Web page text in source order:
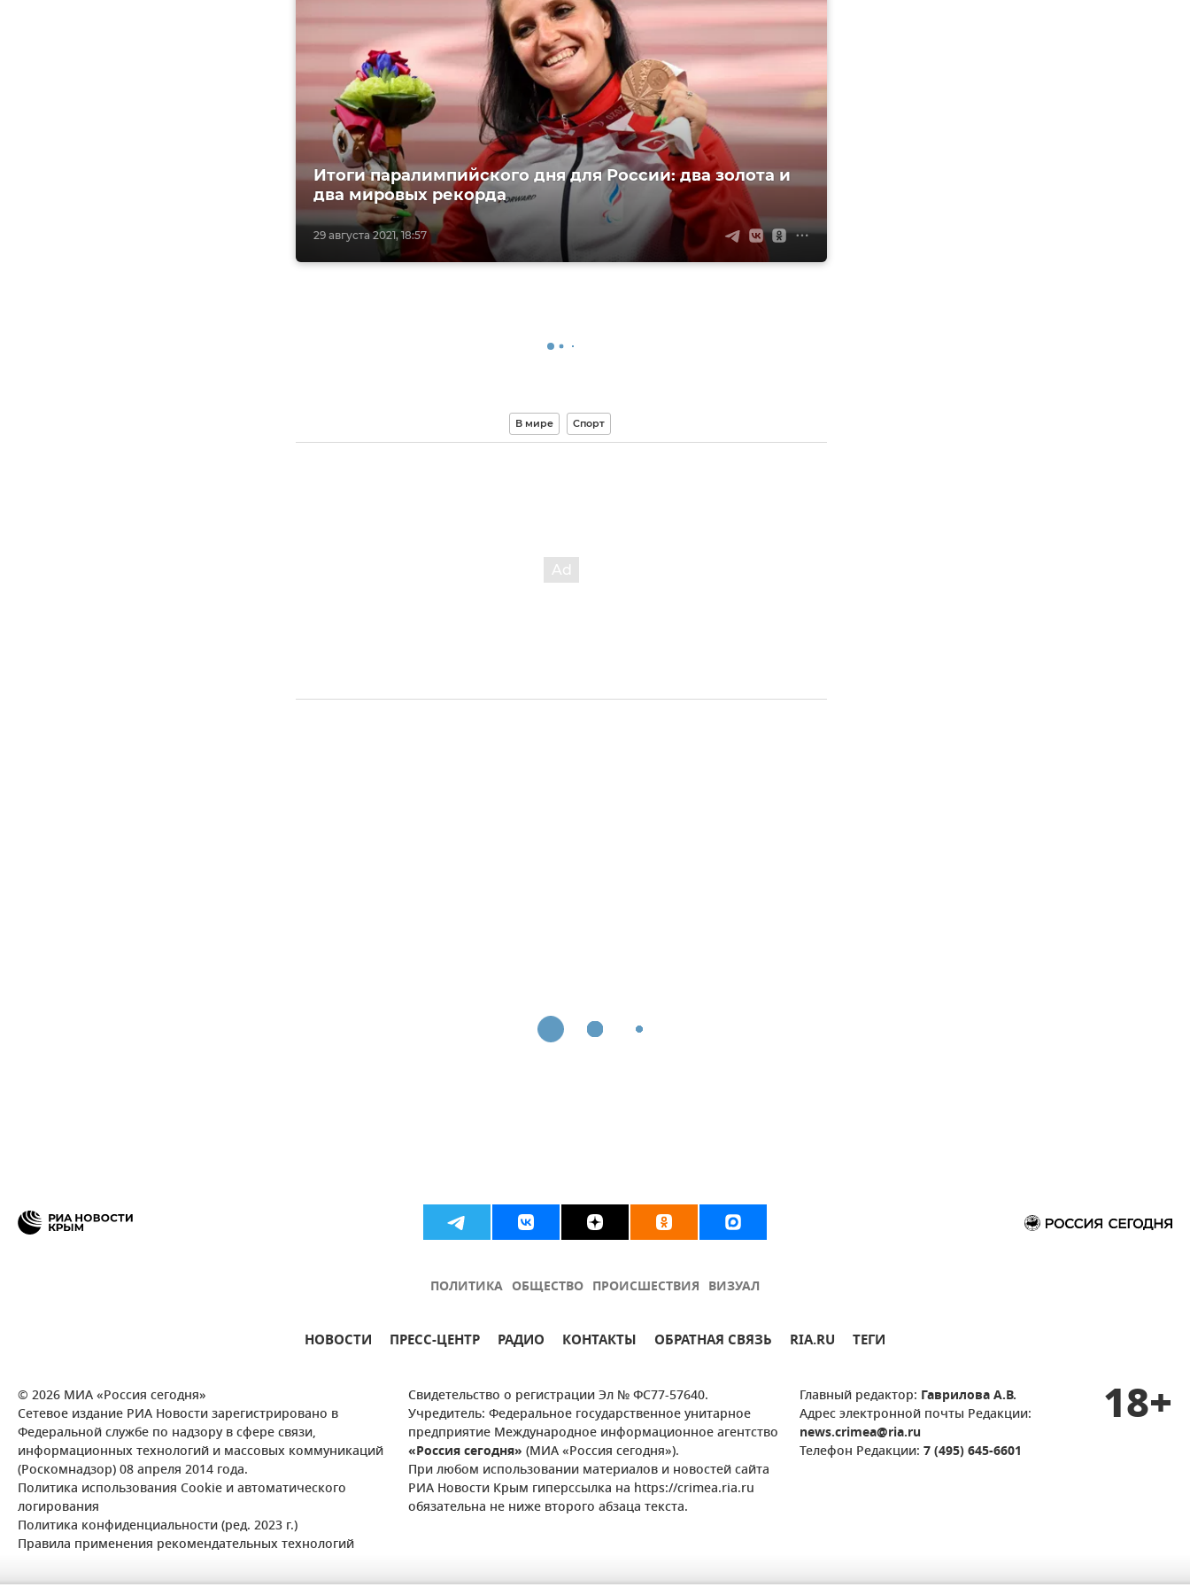
29 августа 2021, 18:57
Итоги паралимпийского дня для России: два золота и
два мировых рекорда
В мире Спорт
ПОЛИТИКА ОБЩЕСТВО ПРОИСШЕСТВИЯ ВИЗУАЛ
НОВОСТИ ПРЕСС-ЦЕНТР РАДИО КОНТАКТЫ ОБРАТНАЯ СВЯЗЬ RIA.RU ТЕГИ
© 2026 МИА «Россия сегодня»
Сетевое издание РИА Новости зарегистрировано в
Федеральной службе по надзору в сфере связи,
информационных технологий и массовых коммуникаций
(Роскомнадзор) 08 апреля 2014 года.
Политика использования Cookie и автоматического
логирования
Политика конфиденциальности (ред. 2023 г.)
Правила применения рекомендательных технологий
Свидетельство о регистрации Эл № ФС77-57640.
Учредитель: Федеральное государственное унитарное
предприятие Международное информационное агентство
«Россия сегодня» (МИА «Россия сегодня»).
При любом использовании материалов и новостей сайта
РИА Новости Крым гиперссылка на https://crimea.ria.ru
обязательна не ниже второго абзаца текста.
Главный редактор: Гаврилова А.В.
Адрес электронной почты Редакции:
news.crimea@ria.ru
Телефон Редакции: 7 (495) 645-6601
18+